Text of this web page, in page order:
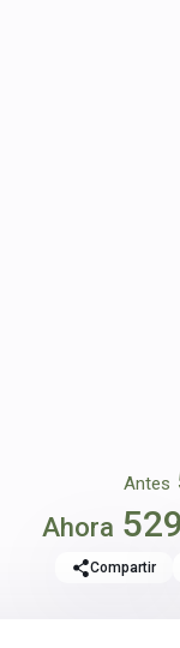
Antes
Ahora
Compartir